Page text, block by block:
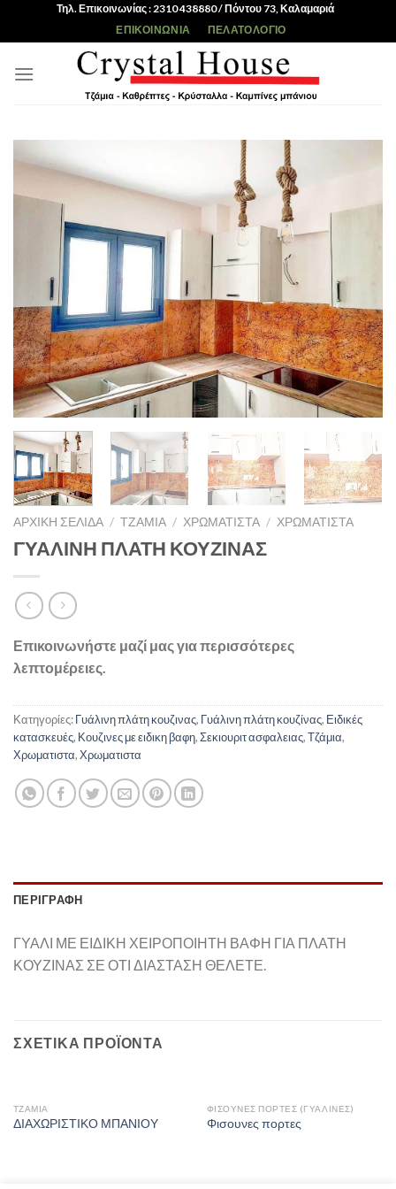
Τηλ. Επικοινωνίας : 2310 438880 / Πόντου 73, Καλαμαριά
ΕΠΙΚΟΙΝΩΝΊΑ ΠΕΛΑΤΟΛΌΓΙΟ
ΑΡΧΙΚΉ ΣΕΛΊΔΑ / ΤΖΆΜΙΑ / ΧΡΩΜΑΤΙΣΤΑ / ΧΡΩΜΑΤΙΣΤΑ
ΓΥΑΛΙΝΗ ΠΛΑΤΗ ΚΟΥΖΙΝΑΣ
Επικοινωνήστε μαζί μας για περισσότερες
λεπτομέρειες.
Κατηγορίες:Γυάλινη πλάτη κουζινας, Γυάλινη πλάτη κουζίνας, Ειδικές
κατασκευές, Κουζινες με ειδικη βαφη,Σεκιουριτ ασφαλειας,Τζάμια,
Χρωματιστα,Χρωματιστα
ΠΕΡΙΓΡΑΦΉ
ΓΥΑΛΙ ΜΕ ΕΙΔΙΚΗ ΧΕΙΡΟΠΟΙΗΤΗ ΒΑΦΗ ΓΙΑ ΠΛΑΤΗ
ΚΟΥΖΙΝΑΣ ΣΕ ΟΤΙ ΔΙΑΣΤΑΣΗ ΘΕΛΕΤΕ.
ΣΧΕΤΙΚΆ ΠΡΟΪΌΝΤΑ
ΤΖΆΜΙΑ
ΔΙΑΧΩΡΙΣΤΙΚΟ ΜΠΑΝΙΟΥ
ΦΙΣΟΥΝΕΣ ΠΟΡΤΕΣ (ΓΥΑΛΙΝΕΣ)
Φισουνες πορτες